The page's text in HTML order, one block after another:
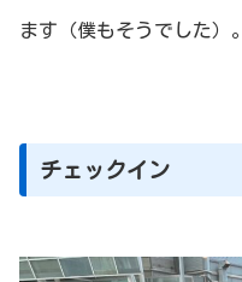
ます（僕もそうでした）。
チェックイン